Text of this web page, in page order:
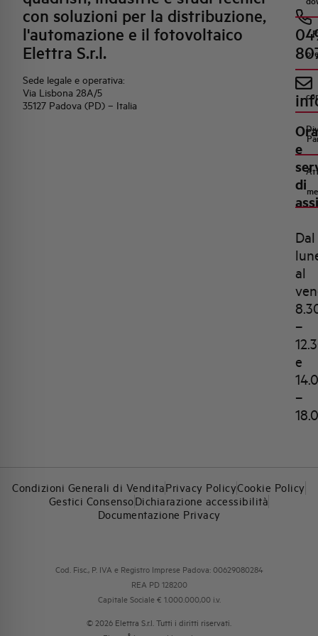
con soluzioni per la distribuzione,
l'automazione e il fotovoltaico
Elettra S.r.l.
Sede legale e operativa:
Via Lisbona 28A/5
35127 Padova (PD) – Italia
e
di
Dal
al
–
e
–
Condizioni Generali di VenditaPrivacy PolicyCookie Policy
Gestici ConsensoDichiarazione accessibilità
Documentazione Privacy
Cod. Fisc., P. IVA e Registro Imprese Padova: 00629080284
REA PD 128200
Capitale Sociale € 1.000.000,00 i.v.
© 2026 Elettra S.r.l. Tutti i diritti riservati.